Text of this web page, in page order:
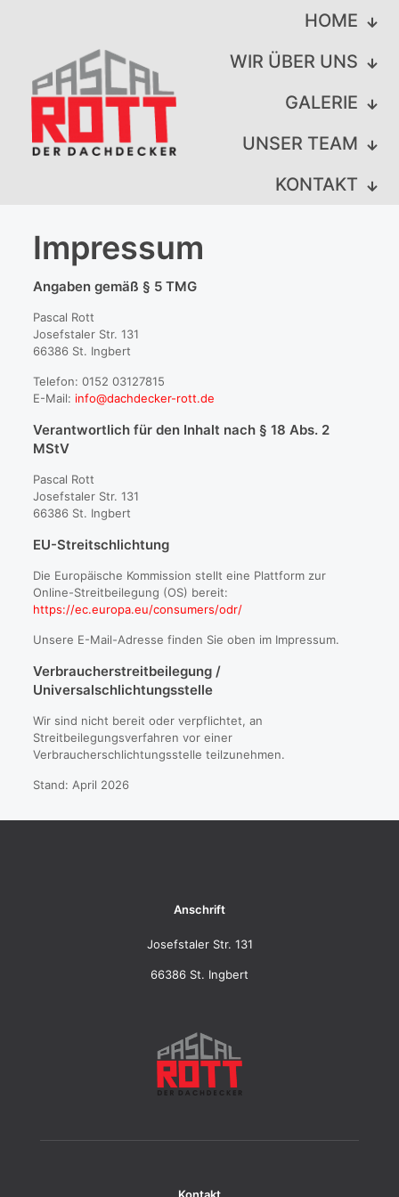
HOME
WIR ÜBER UNS
GALERIE
UNSER TEAM
KONTAKT
Impressum
Angaben gemäß § 5 TMG
Pascal Rott
Josefstaler Str. 131
66386 St. Ingbert
Telefon: 0152 03127815
E-Mail: info@dachdecker-rott.de
Verantwortlich für den Inhalt nach § 18 Abs. 2
MStV
Pascal Rott
Josefstaler Str. 131
66386 St. Ingbert
EU-Streitschlichtung
Die Europäische Kommission stellt eine Plattform zur
Online-Streitbeilegung (OS) bereit:
https://ec.europa.eu/consumers/odr/
Unsere E-Mail-Adresse finden Sie oben im Impressum.
Verbraucherstreitbeilegung /
Universalschlichtungsstelle
Wir sind nicht bereit oder verpflichtet, an
Streitbeilegungsverfahren vor einer
Verbraucherschlichtungsstelle teilzunehmen.
Stand: April 2026
Anschrift
Josefstaler Str. 131
66386 St. Ingbert
Kontakt